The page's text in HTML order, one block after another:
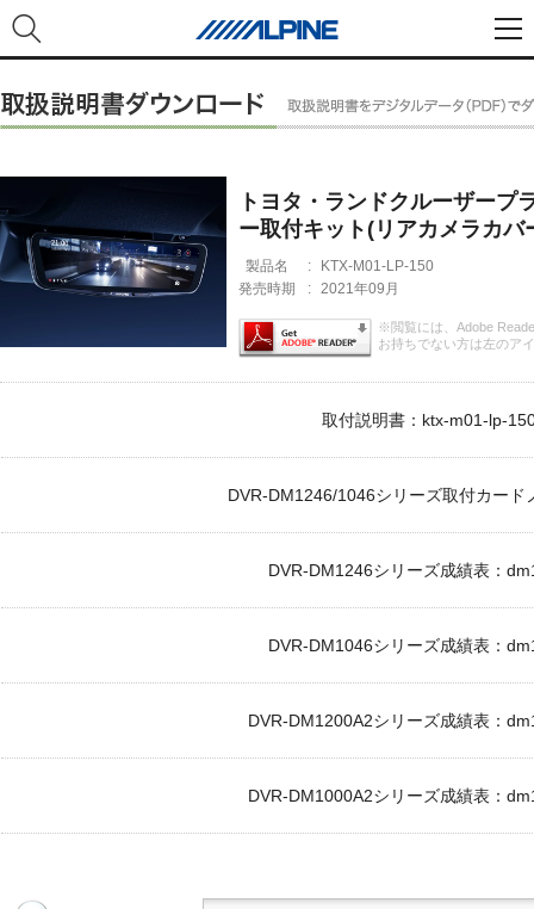
トヨタ・ランドクルーザー
ー取付キット(リアカメラカバ
製品名 :
KTX-M01-LP-150
発売時期
: 2021年09月
※閲覧には、Adobe
お持ちでない方は左のア
取付説明書：ktx-m01-lp-
DVR-DM1246/1046シリーズ取付カード
DVR-DM1246シリーズ成績表：
DVR-DM1046シリーズ成績表：
DVR-DM1200A2シリーズ成績表：
DVR-DM1000A2シリーズ成績表：